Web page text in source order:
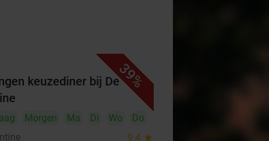
39%
keuzediner bij De
Morgen Ma Di Wo
Do
9.4 star